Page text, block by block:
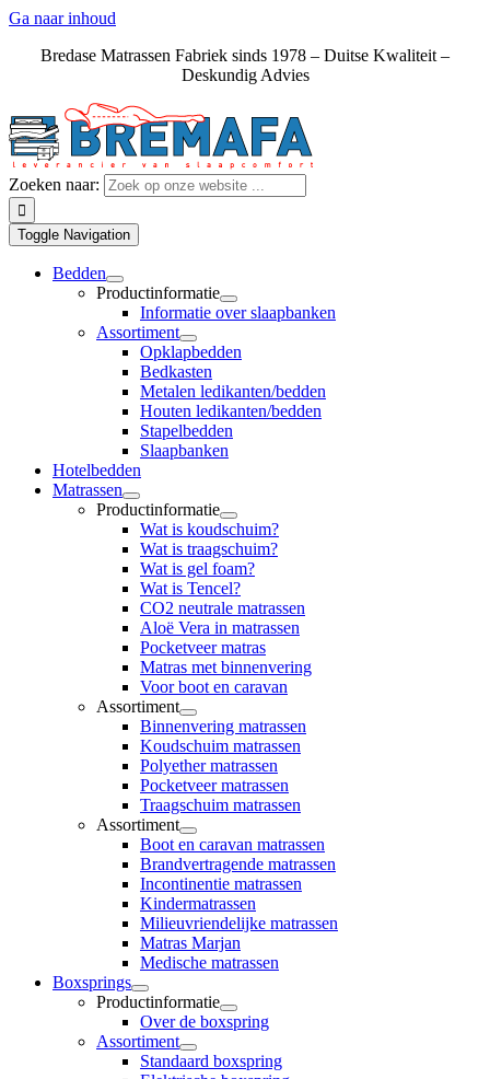
Ga naar inhoud
Bredase Matrassen Fabriek sinds 1978 – Duitse Kwaliteit –
Deskundig Advies
Zoeken naar:
Toggle Navigation
Bedden
Productinformatie
Informatie over slaapbanken
Assortiment
Opklapbedden
Bedkasten
Metalen ledikanten/bedden
Houten ledikanten/bedden
Stapelbedden
Slaapbanken
Hotelbedden
Matrassen
Productinformatie
Wat is koudschuim?
Wat is traagschuim?
Wat is gel foam?
Wat is Tencel?
CO2 neutrale matrassen
Aloë Vera in matrassen
Pocketveer matras
Matras met binnenvering
Voor boot en caravan
Assortiment
Binnenvering matrassen
Koudschuim matrassen
Polyether matrassen
Pocketveer matrassen
Traagschuim matrassen
Assortiment
Boot en caravan matrassen
Brandvertragende matrassen
Incontinentie matrassen
Kindermatrassen
Milieuvriendelijke matrassen
Matras Marjan
Medische matrassen
Boxsprings
Productinformatie
Over de boxspring
Assortiment
Standaard boxspring